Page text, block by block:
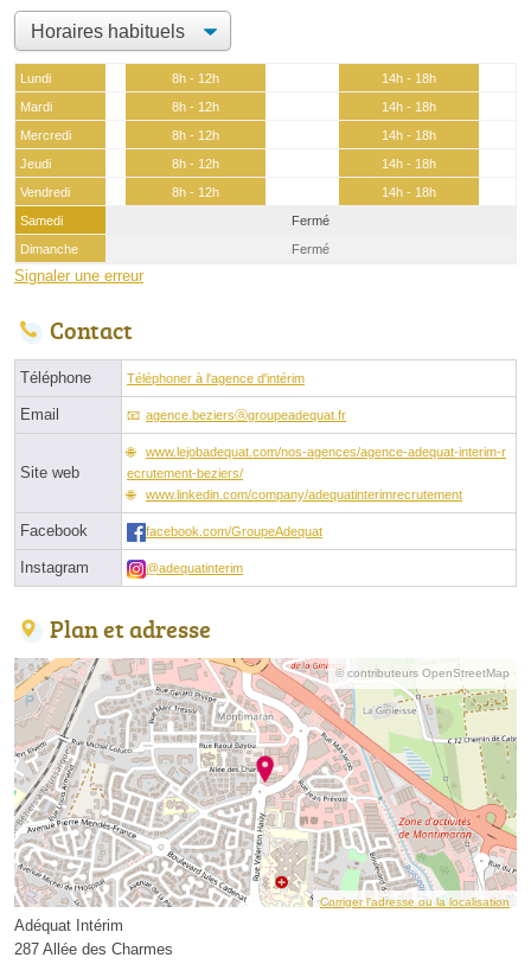
Lundi 8h - 12h
14h - 18h
Mardi
8h - 12h
14h - 18h
Mercredi
8h - 12h
14h - 18h
Jeudi
8h - 12h
14h - 18h
Vendredi
8h - 12h
14h - 18h
Samedi
Fermé
Dimanche
Fermé
Signaler une erreur
Contact
Téléphone Téléphoner à l'agence d'intérim
Email agence.beziersⓐgroupeadequat.fr
Site web
www.lejobadequat.com/nos-agences/agence-adequat-interim-r
ecrutement-beziers/
www.linkedin.com/company/adequatinterimrecrutement
Facebook facebook.com/GroupeAdequat
Instagram @adequatinterim
Plan et adresse
© contributeurs OpenStreetMap
Corriger l’adresse ou la localisation
Adéquat Intérim
287 Allée des Charmes